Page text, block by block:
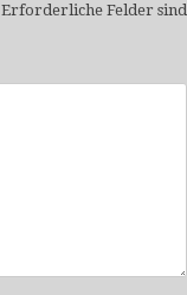
Erforderliche Felder sind